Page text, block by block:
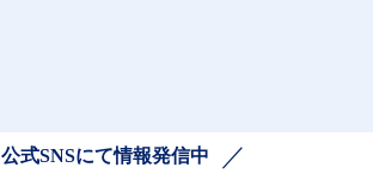
公式SNSにて情報発信中